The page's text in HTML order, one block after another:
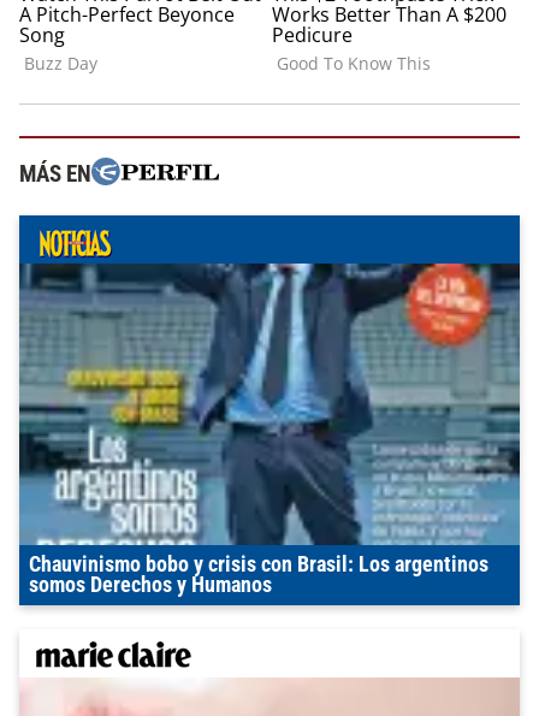
MÁS EN
Chauvinismo bobo y crisis con Brasil: Los argentinos
somos Derechos y Humanos